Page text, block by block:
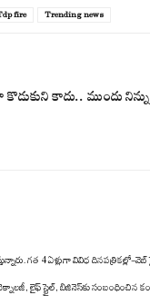
fire Trending news
కాదు.. ముందు
గత 4 ఏళ్లుగా వివిధ
లైఫ్‌ స్టైల్‌, బిజినెస్‌కు సంబంధించిన